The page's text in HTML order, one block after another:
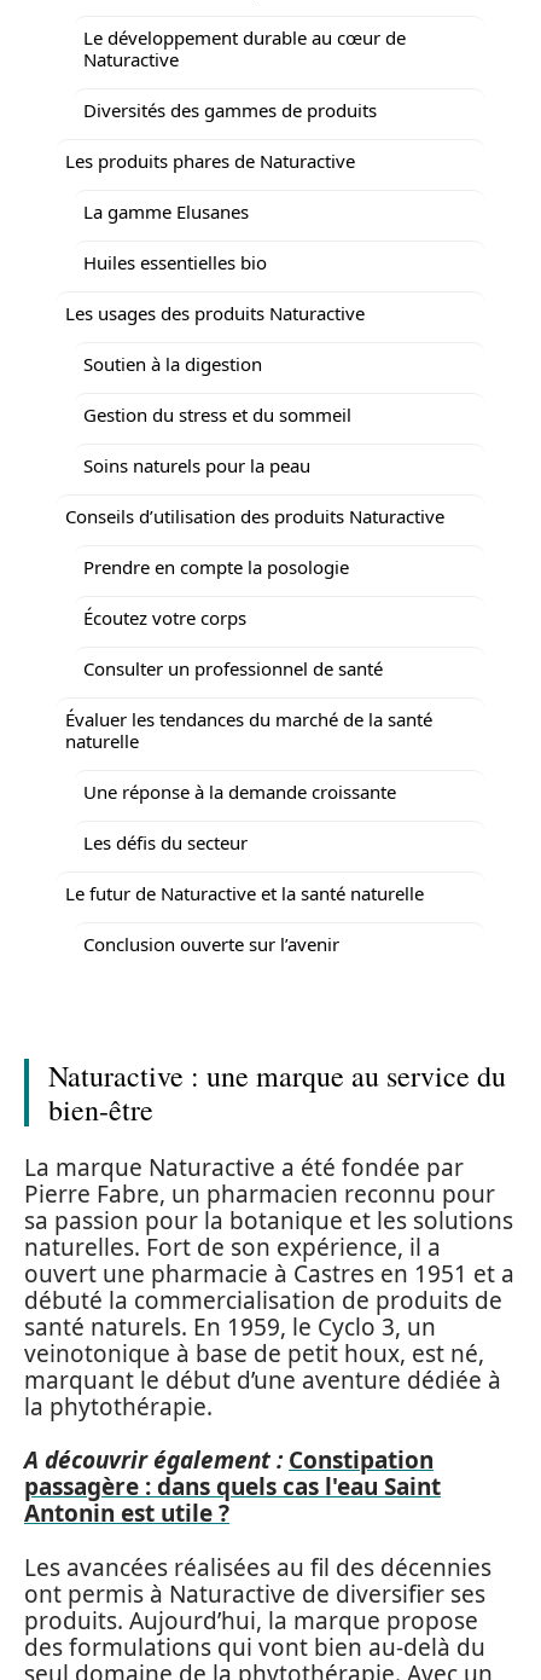
Le développement durable au cœur de
Naturactive
Diversités des gammes de produits
Les produits phares de Naturactive
La gamme Elusanes
Huiles essentielles bio
Les usages des produits Naturactive
Soutien à la digestion
Gestion du stress et du sommeil
Soins naturels pour la peau
Conseils d’utilisation des produits Naturactive
Prendre en compte la posologie
Écoutez votre corps
Consulter un professionnel de santé
Évaluer les tendances du marché de la santé
naturelle
Une réponse à la demande croissante
Les défis du secteur
Le futur de Naturactive et la santé naturelle
Conclusion ouverte sur l’avenir
Naturactive : une marque au service du
bien-être
La marque Naturactive a été fondée par
Pierre Fabre, un pharmacien reconnu pour
sa passion pour la botanique et les solutions
naturelles. Fort de son expérience, il a
ouvert une pharmacie à Castres en 1951 et a
débuté la commercialisation de produits de
santé naturels. En 1959, le Cyclo 3, un
veinotonique à base de petit houx, est né,
marquant le début d’une aventure dédiée à
la phytothérapie.
A découvrir également : Constipation
passagère : dans quels cas l'eau Saint
Antonin est utile ?
Les avancées réalisées au fil des décennies
ont permis à Naturactive de diversifier ses
produits. Aujourd’hui, la marque propose
des formulations qui vont bien au-delà du
seul domaine de la phytothérapie. Avec un